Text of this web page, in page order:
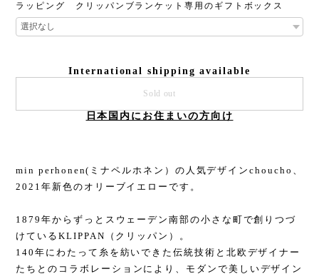
ラッピング クリッパンブランケット専用のギフトボックス
International shipping available
Sold out
日本国内にお住まいの方向け
min perhonen(ミナペルホネン）の人気デザインchoucho、
2021年新色のオリーブイエローです。
1879年からずっとスウェーデン南部の小さな町で創りつづ
けているKLIPPAN（クリッパン）。
140年にわたって糸を紡いできた伝統技術と北欧デザイナー
たちとのコラボレーションにより、モダンで美しいデザイン